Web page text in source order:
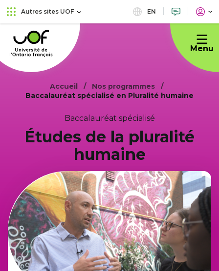
Aller
au
principal
Passer
au
contenu
Autres sites UOF EN
Université
de
l'Ontario
français
Menu
Accueil
Nos programmes
Baccalauréat spécialisé en Pluralité humaine
Baccalauréat spécialisé
Études de la pluralité
humaine